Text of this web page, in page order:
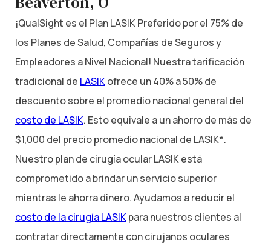
¡QualSight es el Plan LASIK Preferido por el 75% de
los Planes de Salud, Compañías de Seguros y
Empleadores a Nivel Nacional! Nuestra tarificación
tradicional de LASIKofrece un 40% a 50% de
descuento sobre el promedio nacional general del
costo de LASIK. Esto equivale a un ahorro de más de
$1,000 del precio promedio nacional de LASIK*.
Nuestro plan de cirugía ocular LASIK está
comprometido a brindar un servicio superior
mientras le ahorra dinero. Ayudamos a reducir el
costo de la cirugía LASIKpara nuestros clientes al
contratar directamente con cirujanos oculares